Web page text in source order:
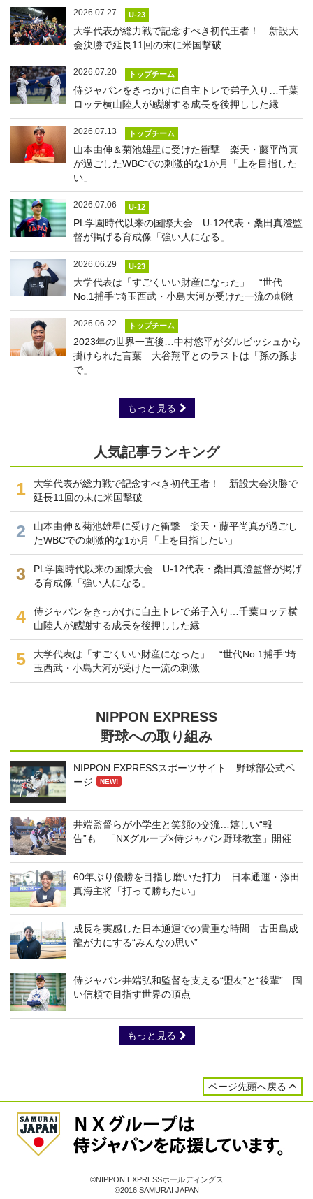
2026.07.27 U-23
大学代表が総力戦で記念すべき初代王者！ 新設大
会決勝で延長11回の末に米国撃破
2026.07.20 トップチーム
侍ジャパンをきっかけに自主トレで弟子入り…千葉
ロッテ横山陸人が感謝する成長を後押しした縁
2026.07.13 トップチーム
山本由伸＆菊池雄星に受けた衝撃 楽天・藤平尚真
が過ごしたWBCでの刺激的な1か月「上を目指した
い」
2026.07.06 U-12
PL学園時代以来の国際大会 U-12代表・桑田真澄監
督が掲げる育成像「強い人になる」
2026.06.29 U-23
大学代表は「すごくいい財産になった」 “世代
No.1捕手”埼玉西武・小島大河が受けた一流の刺激
2026.06.22 トップチーム
2023年の世界一直後…中村悠平がダルビッシュから
掛けられた言葉 大谷翔平とのラストは「孫の孫ま
で」
もっと見る
人気記事ランキング
1
大学代表が総力戦で記念すべき初代王者！ 新設大会決勝で
延長11回の末に米国撃破
2
山本由伸＆菊池雄星に受けた衝撃 楽天・藤平尚真が過ごし
たWBCでの刺激的な1か月「上を目指したい」
3
PL学園時代以来の国際大会 U-12代表・桑田真澄監督が掲げ
る育成像「強い人になる」
4
侍ジャパンをきっかけに自主トレで弟子入り…千葉ロッテ横
山陸人が感謝する成長を後押しした縁
5
大学代表は「すごくいい財産になった」 “世代No.1捕手”埼
玉西武・小島大河が受けた一流の刺激
NIPPON EXPRESS
野球への取り組み
NIPPON EXPRESSスポーツサイト 野球部公式ペ
ージ
NEW!
井端監督らが小学生と笑顔の交流…嬉しい“報
告”も 「NXグループ×侍ジャパン野球教室」開催
60年ぶり優勝を目指し磨いた打力 日本通運・添田
真海主将「打って勝ちたい」
成長を実感した日本通運での貴重な時間 古田島成
龍が力にする“みんなの思い”
侍ジャパン井端弘和監督を支える“盟友”と“後輩” 固
い信頼で目指す世界の頂点
もっと見る
ページ先頭へ戻る
©NIPPON EXPRESSホールディングス
©2016 SAMURAI JAPAN